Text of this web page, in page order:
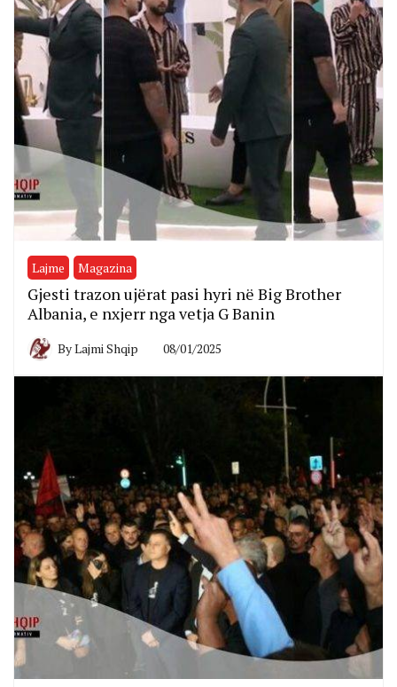
Lajme Magazina
Gjesti trazon ujërat pasi hyri në Big Brother
Albania, e nxjerr nga vetja G Banin
ByLajmi Shqip 08/01/2025